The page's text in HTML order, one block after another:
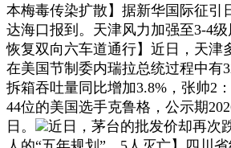
本梅毒传染扩散】据新华国际征引
达海口报到。天津风力加强至3-4
恢复双向六车道通行】近日，天津
在美国节制委内瑞拉总统过程中有
拆箱吞吐量同比增加3.8%，张帅2
44位的美国选手克鲁格，公示期
日。
近日，茅台的批发价却再次